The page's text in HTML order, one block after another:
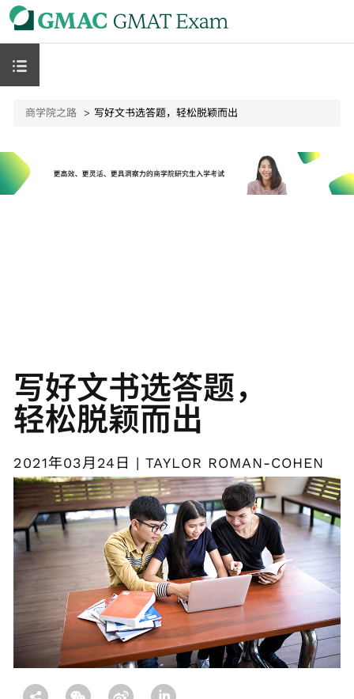
商学院之路 写好文书选答题，轻松脱颖而出
写好文书选答题，
轻松脱颖而出
2021年03月24日 | TAYLOR ROMAN-COHEN